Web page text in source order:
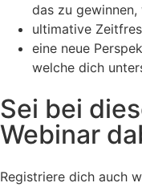
das zu
ultimative
eine neue
welche dich
Sei bei
Webinar
Registriere dich auch